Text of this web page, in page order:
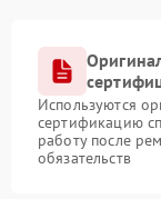
Используются
сертификацию
работу после
обязательств